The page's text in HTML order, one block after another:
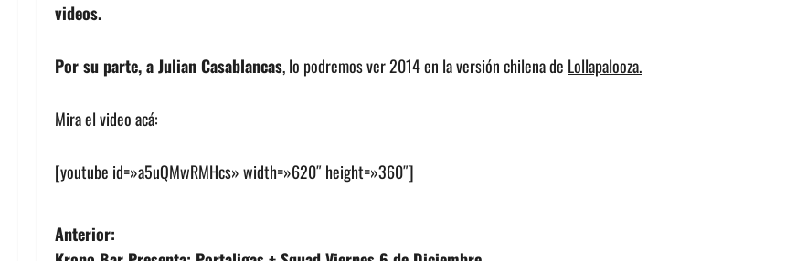
videos.
Por su parte, a Julian Casablancas, lo podremos ver 2014 en la versión chilena de Lollapalooza.
Mira el video acá:
[youtube id=»a5uQMwRMHcs» width=»620″ height=»360″]
N
Anterior: